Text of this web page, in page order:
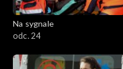
Na sygnale
odc. 24